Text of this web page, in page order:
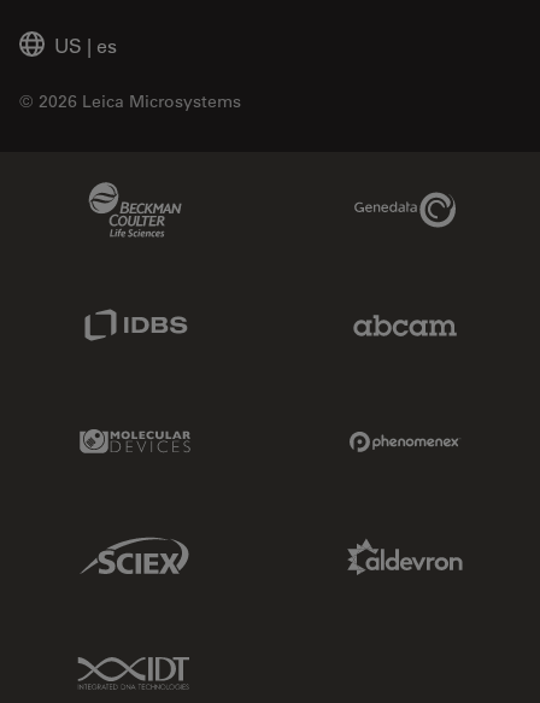
US | es
© 2026 Leica Microsystems
Genedata Link
Molecular Devices Link
Sciex Link
IDT Link